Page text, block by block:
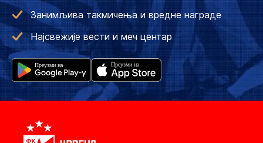
Занимљива такмичења и вредне награде
Најсвежије вести и меч центар